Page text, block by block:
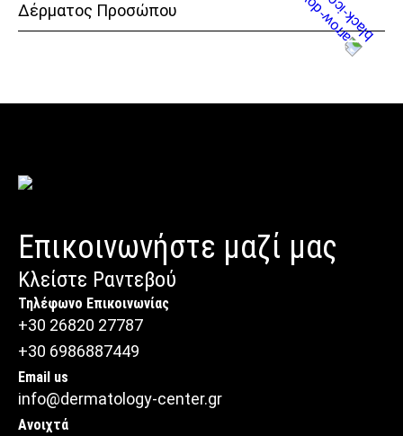
Δέρματος Προσώπου
Επικοινωνήστε μαζί μας
Κλείστε Ραντεβού
Τηλέφωνο Επικοινωνίας
+30 26820 27787
+30 6986887449
Email us
info@dermatology-center.gr
Ανοιχτά